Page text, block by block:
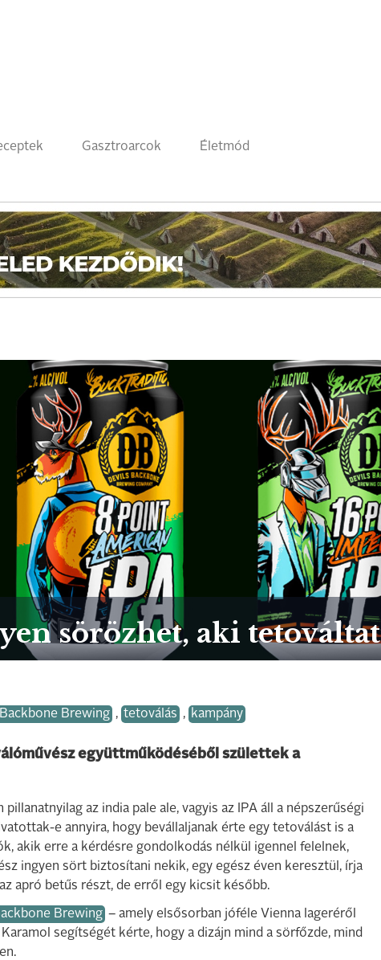
Gasztroarcok Életmód
sörözhet, aki tetováltat
Brewing , tetoválás , kampány
együttműködéséből születtek a
az india pale ale, vagyis az IPA áll a népszerűségi
e annyira, hogy bevállaljanak érte egy tetoválást is a
akik erre a kérdésre gondolkodás nélkül igennel felelnek,
ingyen sört biztosítani nekik, egy egész éven keresztül, írja
apró betűs részt, de erről egy kicsit később.
Brewing – amely elsősorban jóféle Vienna lageréről
segítségét kérte, hogy a dizájn mind a sörfőzde, mind